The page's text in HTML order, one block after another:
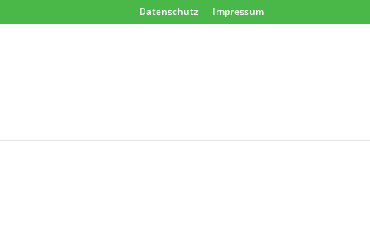
Datenschutz Impressum